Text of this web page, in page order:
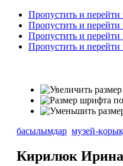
Пропустить и перейти
Пропустить и перейти
Пропустить и перейти
Пропустить и перейти
басылымдар музей-
Кирилюк